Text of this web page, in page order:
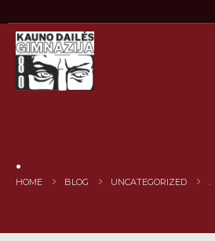
.
HOME BLOG UNCATEGORIZED .